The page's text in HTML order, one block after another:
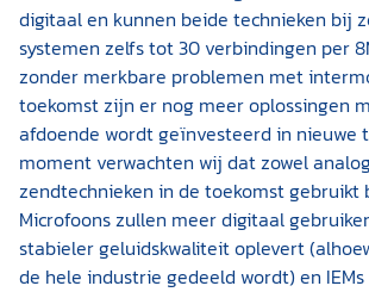
digitaal en kunnen beide technieken bij
systemen zelfs tot 30 verbindingen per
zonder merkbare problemen met
toekomst zijn er nog meer oplossingen
afdoende wordt geïnvesteerd in nieuwe
moment verwachten wij dat zowel
zendtechnieken in de toekomst gebruikt
Microfoons zullen meer digitaal
stabieler geluidskwaliteit oplevert
de hele industrie gedeeld wordt) en